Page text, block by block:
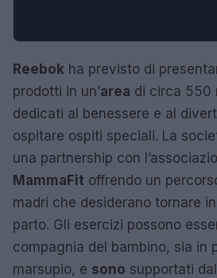
Reebok ha previsto di
prodotti in un’area di circa 550
dedicati al benessere e al
ospitare ospiti speciali. La
una partnership con
MammaFit offrendo un
madri che desiderano tornare
parto. Gli esercizi possono
compagnia del bambino, sia in
marsupio, e sono supportati